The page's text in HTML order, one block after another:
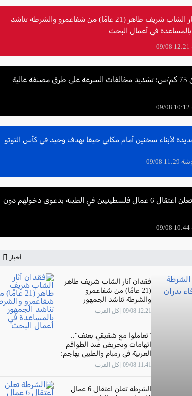
فقدان آثار الشاب شريف طاهر (21 عامًا) من شفاعمرو والشرطة تناشد
في أعمال البحث
ابتداءً من 75 كم/س: تشديد مخالفات السرعة على طرق مصنفة عالية
لأبناء سخنين أمام مكابي حيفا بهدف وحيد في كأس التوتو
09/08
الشرطة تعلن اعتقال 6 عمال فلسطينيين في الطيبة بدعوى دخولهم دون
أخبار
فقدان آثار الشاب شريف طاهر
(21 عامًا) من شفاعمرو
والشرطة تناشد الجمهور
بالمساعدة في أعمال البحث
12:21 09/08 | كل العرب
"تعاملوا مع شقيقي بعنف"..
اتهامات وتحريض ضد الطواقم
العربية في رمبام والطيبي يهاجم:
"حملة عنصرية وفاشية.. واطالب
11:41 09/08 | كل العرب
الشرطة تعلن اعتقال 6 عمال